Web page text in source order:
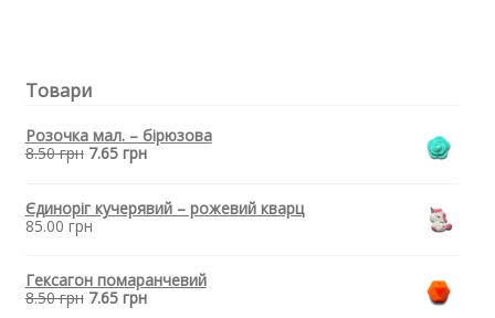
Гексагон
кількість
Товари
Розочка мал. – бірюзова
8.50грн 7.65грн
Єдиноріг кучерявий – рожевий кварц
85.00 грн
Гексагон помаранчевий
8.50грн 7.65грн